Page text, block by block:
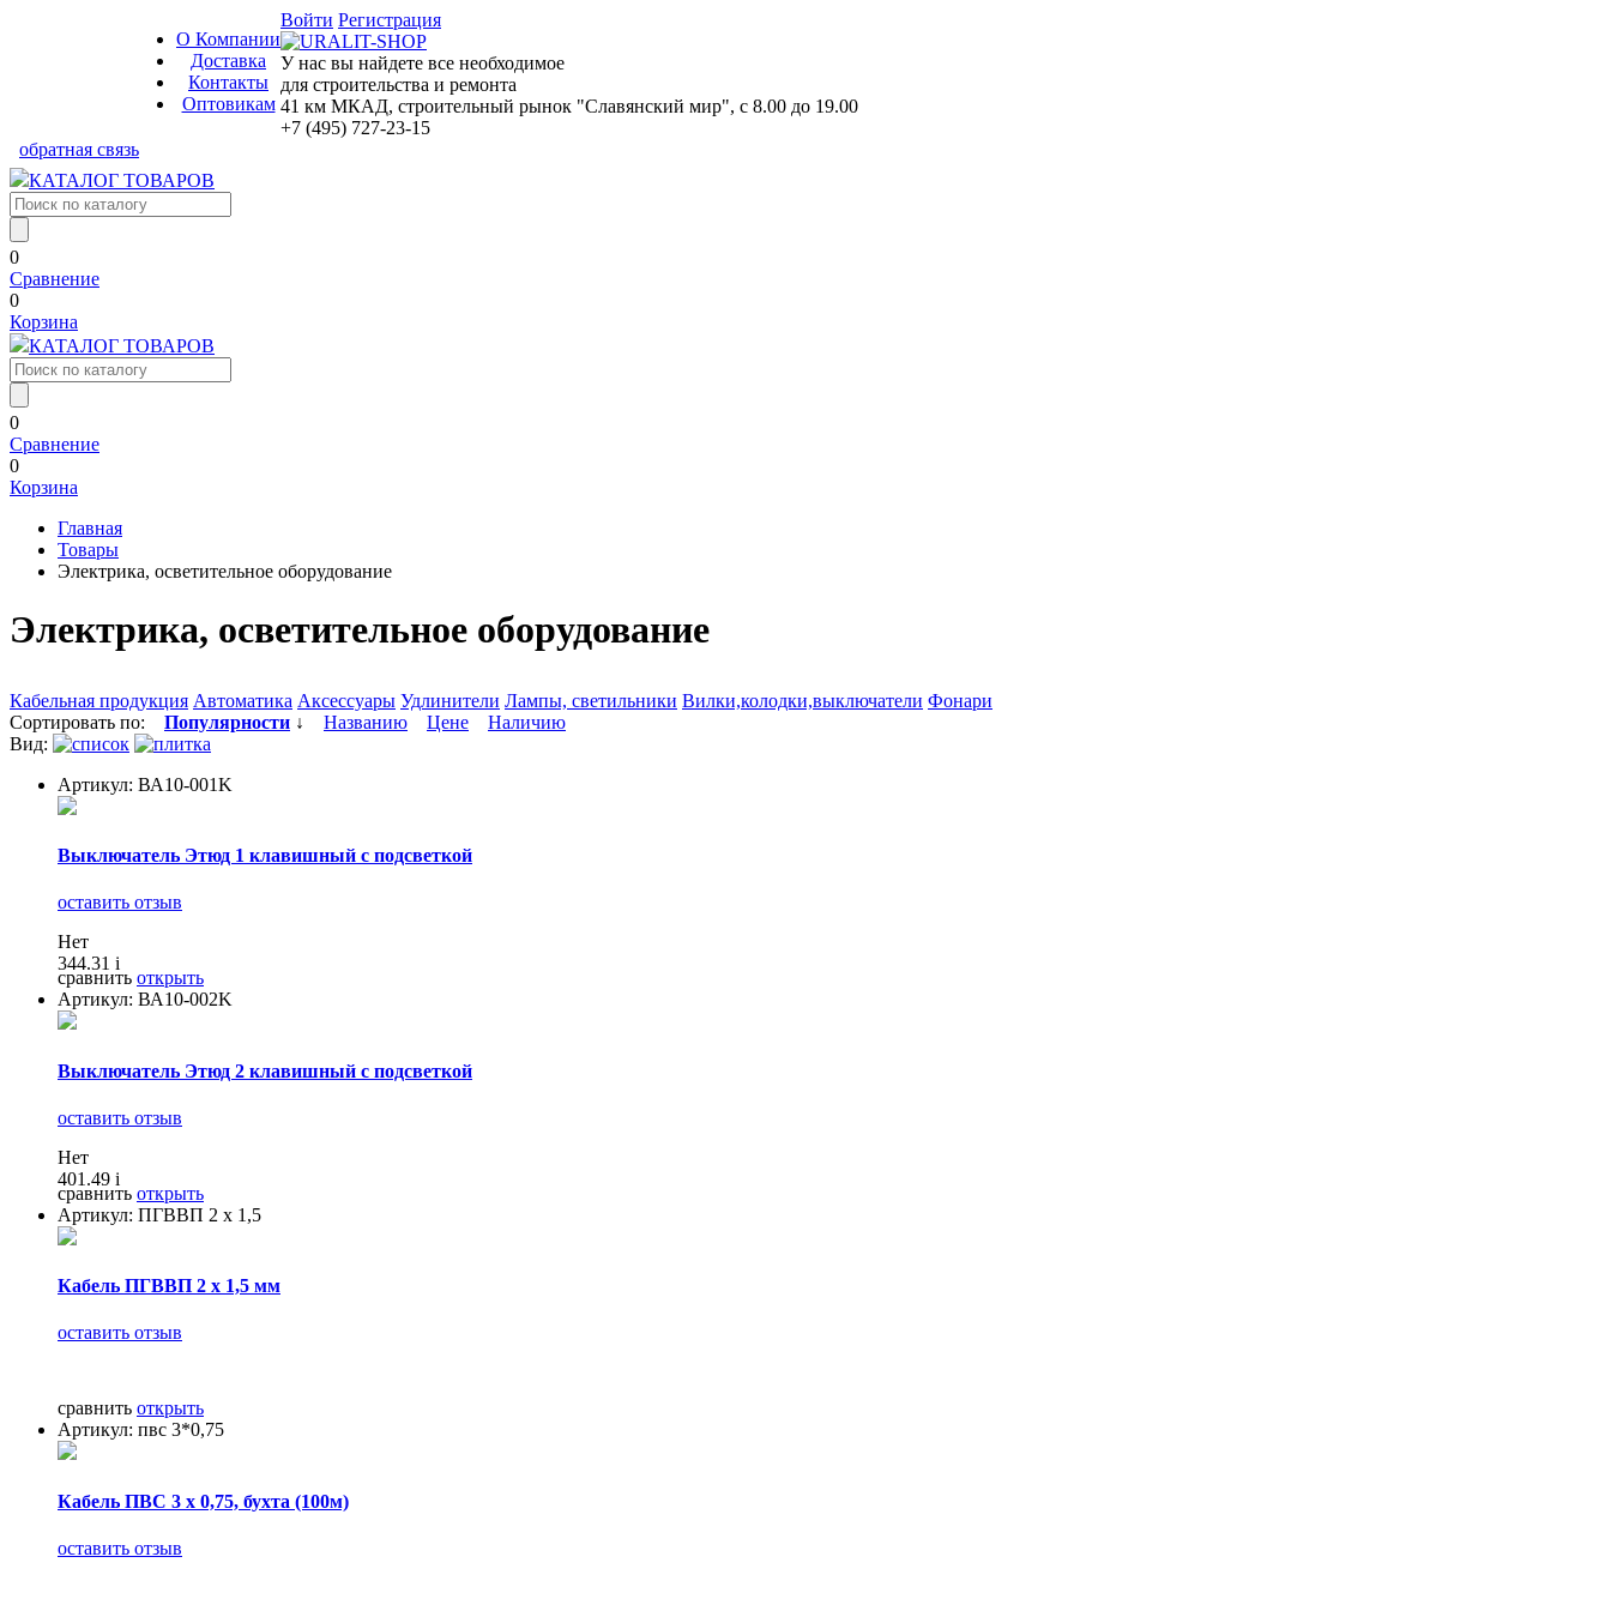
О Компании
Доставка
Контакты
Оптовикам
Войти Регистрация
У нас вы найдете все необходимое
для строительства и ремонта
41 км МКАД, строительный рынок "Славянский мир", с 8.00 до 19.00
+7 (495) 727-23-15
обратная связь
КАТАЛОГ ТОВАРОВ
0
Сравнение
0
Корзина
КАТАЛОГ ТОВАРОВ
0
Сравнение
0
Корзина
Главная
Товары
Электрика, осветительное оборудование
Электрика, осветительное оборудование
Кабельная продукция Автоматика Аксессуары Удлинители Лампы, светильники Вилки,колодки,выключатели Фонари
Сортировать по: Популярности ↓ Названию Цене
Наличию
Вид:
Артикул: ВА10-001K
Выключатель Этюд 1 клавишный с подсветкой
оставить отзыв
Нет
344.31 i
сравнить открыть
Артикул: ВА10-002K
Выключатель Этюд 2 клавишный с подсветкой
оставить отзыв
Нет
401.49 i
сравнить открыть
Артикул: ПГВВП 2 х 1,5
Кабель ПГВВП 2 х 1,5 мм
оставить отзыв
сравнить открыть
Артикул: пвс 3*0,75
Кабель ПВС 3 х 0,75, бухта (100м)
оставить отзыв